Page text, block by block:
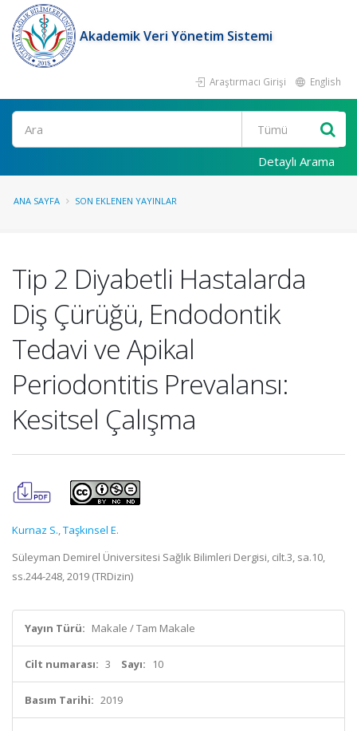
Akademik Veri Yönetim Sistemi
Araştırmacı Girişi English
Ara
Detaylı Arama
ANA SAYFA SON EKLENEN YAYINLAR
Tip 2 Diyabetli Hastalarda
Diş Çürüğü, Endodontik
Tedavi ve Apikal
Periodontitis Prevalansı:
Kesitsel Çalışma
Kurnaz S.,Taşkınsel E.
Süleyman Demirel Üniversitesi Sağlık Bilimleri Dergisi, cilt.3, sa.10,
ss.244-248, 2019 (TRDizin)
Yayın Türü: Makale / Tam Makale
Cilt numarası: 3 Sayı: 10
Basım Tarihi: 2019